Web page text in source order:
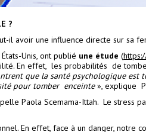
?
il avoir une influence directe sur sa
Unis, ont publié une étude (
En effet, les probabilités de
que la santé psychologique
pour tomber enceinte», explique
Paola Scemama-Ittah. Le stress
En effet, face à un danger, notre